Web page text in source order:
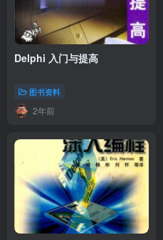
Delphi 入门与提高
图书资料
2年前